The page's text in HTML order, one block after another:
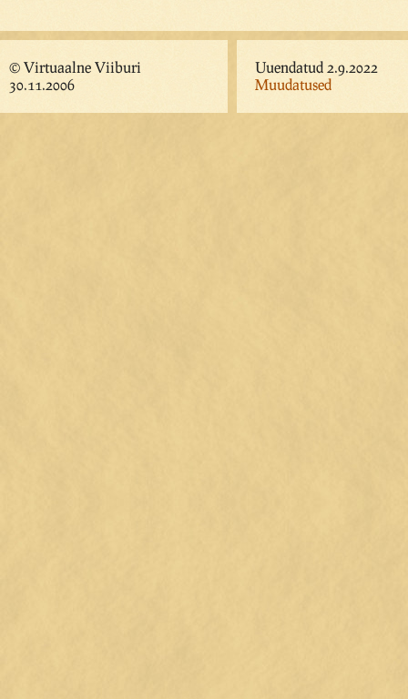
© Virtuaalne Viiburi
30.11.2006
Uuendatud 2.9.2022
Muudatused